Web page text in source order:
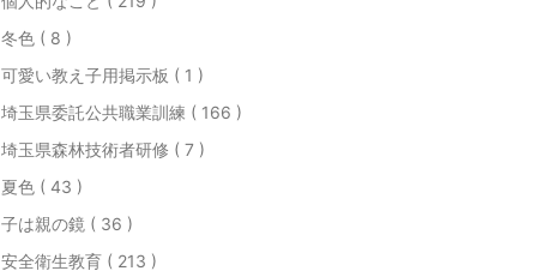
冬色 ( 8 )
可愛い教え子用掲示板 ( 1 )
埼玉県委託公共職業訓練 ( 166 )
埼玉県森林技術者研修 ( 7 )
夏色 ( 43 )
子は親の鏡 ( 36 )
安全衛生教育 ( 213 )